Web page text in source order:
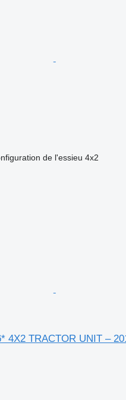
de l'essieu 4x2
4X2 TRACTOR UNIT –